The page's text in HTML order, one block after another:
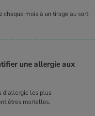
mois à un tirage au sort
une allergie aux
d’allergie les plus
êtres mortelles.